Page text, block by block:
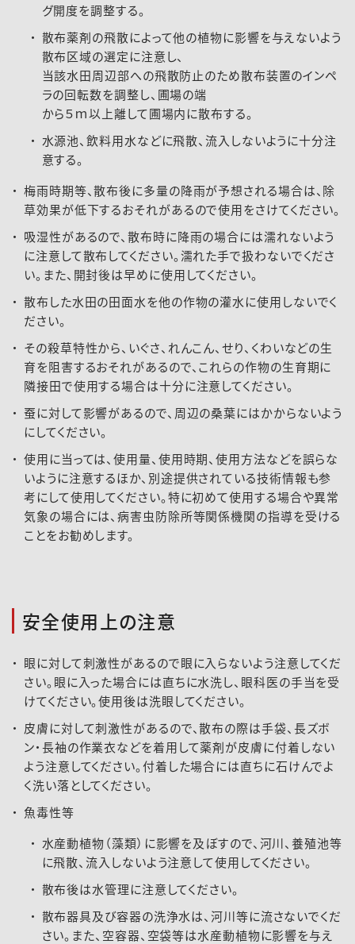
グ開度を調整する。
散布薬剤の飛散によって他の植物に影響を与えないよう
散布区域の選定に注意し、
当該水田周辺部への飛散防止のため散布装置のインペ
ラの回転数を調整し、圃場の端
から５ｍ以上離して圃場内に散布する。
水源池、飲料用水などに飛散、流入しないように十分注
意する。
梅雨時期等、散布後に多量の降雨が予想される場合は、除
草効果が低下するおそれがあるので使用をさけてください。
吸湿性があるので、散布時に降雨の場合には濡れないよう
に注意して散布してください。濡れた手で扱わないでくださ
い。また、開封後は早めに使用してください。
散布した水田の田面水を他の作物の灌水に使用しないでく
ださい。
その殺草特性から、いぐさ、れんこん、せり、くわいなどの生
育を阻害するおそれがあるので、これらの作物の生育期に
隣接田で使用する場合は十分に注意してください。
蚕に対して影響があるので、周辺の桑葉にはかからないよう
にしてください。
使用に当っては、使用量、使用時期、使用方法などを誤らな
いように注意するほか、別途提供されている技術情報も参
考にして使用してください。特に初めて使用する場合や異常
気象の場合には、病害虫防除所等関係機関の指導を受ける
ことをお勧めします。
安全使用上の注意
眼に対して刺激性があるので眼に入らないよう注意してくだ
さい。眼に入った場合には直ちに水洗し、眼科医の手当を受
けてください。使用後は洗眼してください。
皮膚に対して刺激性があるので、散布の際は手袋、長ズボ
ン・長袖の作業衣などを着用して薬剤が皮膚に付着しない
よう注意してください。付着した場合には直ちに石けんでよ
く洗い落としてください。
魚毒性等
水産動植物（藻類）に影響を及ぼすので、河川、養殖池等
に飛散、流入しないよう注意して使用してください。
散布後は水管理に注意してください。
散布器具及び容器の洗浄水は、河川等に流さないでくだ
さい。また、空容器、空袋等は水産動植物に影響を与え